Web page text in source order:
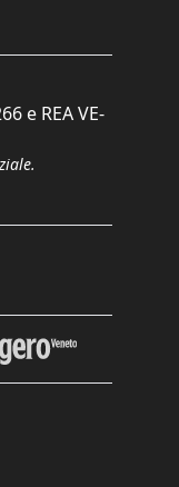
e REA VE-